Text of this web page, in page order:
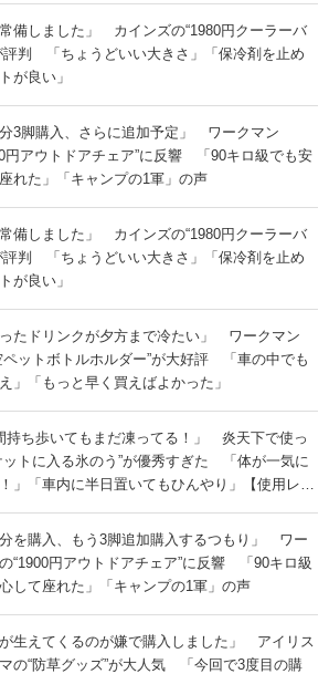
常備しました」 カインズの“1980円クーラーバ
評判 「ちょうどいい大きさ」「保冷剤を止め
が良い」
分3脚購入、さらに追加予定」 ワークマン
円アウトドアチェア”に反響 「90キロ級でも安
れた」「キャンプの1軍」の声
常備しました」 カインズの“1980円クーラーバ
評判 「ちょうどいい大きさ」「保冷剤を止め
が良い」
ったドリンクが夕方まで冷たい」 ワークマン
ペットボトルホルダー”が大好評 「車の中でも
」「もっと早く買えばよかった」
持ち歩いてもまだ凍ってる！」 炎天下で使っ
ットに入る氷のう”が優秀すぎた 「体が一気に
」「車内に半日置いてもひんやり」【使用レビ
分を購入、もう3脚追加購入するつもり」 ワー
“1900円アウトドアチェア”に反響 「90キロ級
して座れた」「キャンプの1軍」の声
が生えてくるのが嫌で購入しました」 アイリス
の“防草グッズ”が大人気 「今回で3度目の購